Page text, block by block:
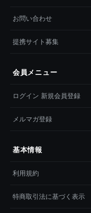
お問い合わせ
提携サイト募集
会員メニュー
ログイン 新規会員登録
メルマガ登録
基本情報
利用規約
特商取引法に基づく表示